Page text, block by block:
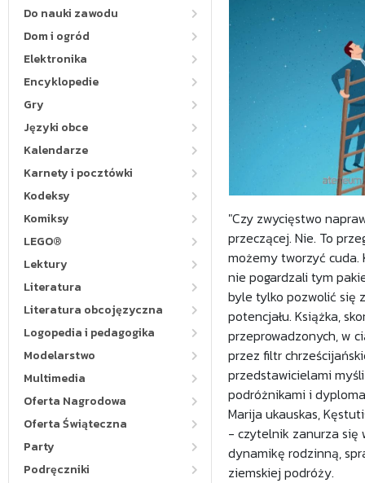
Do nauki zawodu
Dom i ogród
Elektronika
Encyklopedie
Gry
Języki obce
Kalendarze
Karnety i pocztówki
Kodeksy
Komiksy
LEGO®
Lektury
Literatura
Literatura obcojęzyczna
Logopedia i pedagogika
Modelarstwo
Multimedia
Oferta Nagrodowa
Oferta Świąteczna
Party
Podręczniki
"Czy zwycięstwo
przeczącej. Nie. To
możemy tworzyć
nie pogardzali tym
byle tylko pozwolić się
potencjału. Książka,
przeprowadzonych, w
przez filtr
przedstawicielami
podróżnikami i
Marija ukauskas,
- czytelnik zanurza się
dynamikę rodzinną,
ziemskiej podróży.